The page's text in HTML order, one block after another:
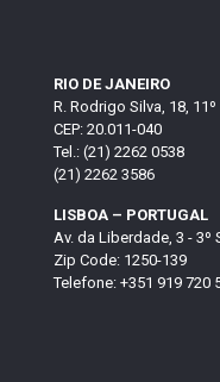
RIO DE JANEIRO
R. Rodrigo Silva, 18,
CEP: 20.011-040
Tel.: (21) 2262 0538
(21) 2262 3586
LISBOA – PORTUGAL
Av. da Liberdade, 3 - 3º
Zip Code: 1250-139
Telefone: +351 919 720